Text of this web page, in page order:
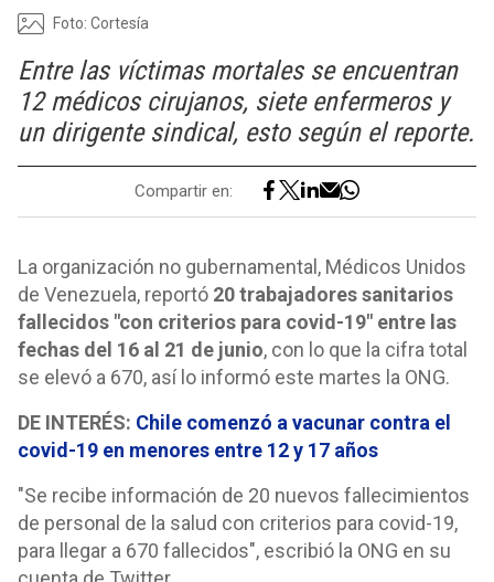
Foto: Cortesía
Entre las víctimas mortales se encuentran
12 médicos cirujanos, siete enfermeros y
un dirigente sindical, esto según el reporte.
Compartir en:
La organización no gubernamental, Médicos Unidos
de Venezuela, reportó 20 trabajadores sanitarios
fallecidos "con criterios para covid-19" entre las
fechas del 16 al 21 de junio, con lo que la cifra total
se elevó a 670, así lo informó este martes la ONG.
DE INTERÉS: Chile comenzó a vacunar contra el
covid-19 en menores entre 12 y 17 años
"Se recibe información de 20 nuevos fallecimientos
de personal de la salud con criterios para covid-19,
para llegar a 670 fallecidos", escribió la ONG en su